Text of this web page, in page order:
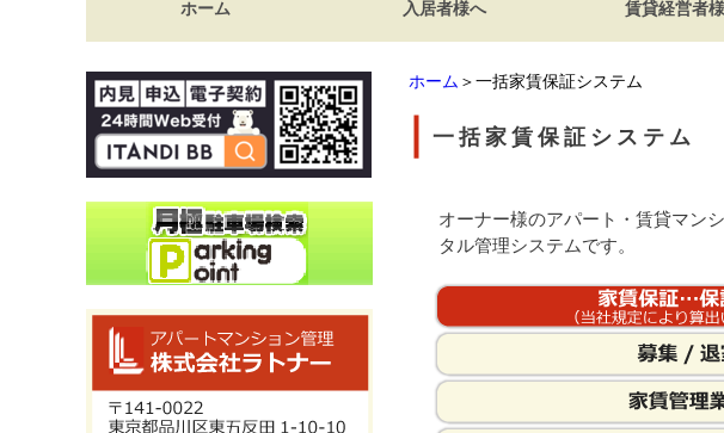
ホーム 入居者様へ 賃貸経営者
ホーム ＞一括家賃保証システム
一括家賃保証システム
オーナー様のアパート・賃貸マン
タル管理システムです。